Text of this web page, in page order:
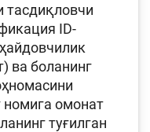
тасдиқловчи
ID-
ва боланинг
омонат
туғилган